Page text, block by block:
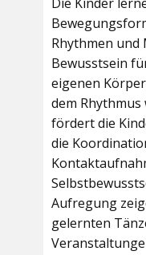
Rhythmen und
Bewusstsein
eigenen
dem
fördert die
die
Aufregung
gelernten